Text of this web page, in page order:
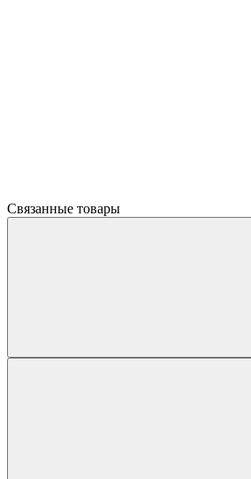
Связанные товары